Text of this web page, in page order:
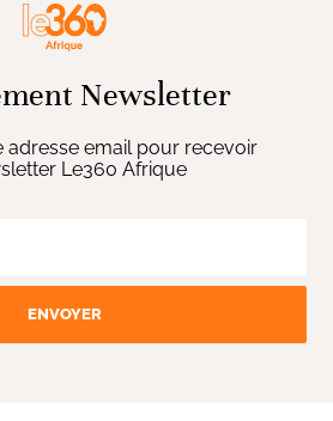
Newsletter
adresse email pour recevoir
Le360 Afrique
ENVOYER